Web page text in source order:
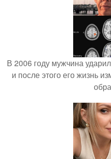
В 2006 году мужчина
и после этого его жизнь